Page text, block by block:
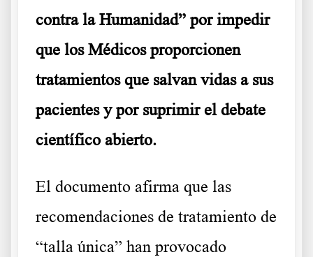
contra la Humanidad” por impedir
que los Médicos proporcionen
tratamientos que salvan vidas a sus
pacientes y por suprimir el debate
científico abierto.
El documento afirma que las
recomendaciones de tratamiento de
“talla única” han provocado